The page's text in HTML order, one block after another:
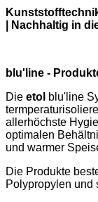
| Nachhaltig in
blu'line -
Die etol blu'line
allerhöchste
optimalen
und warmer
Die Produkte
Polypropylen und